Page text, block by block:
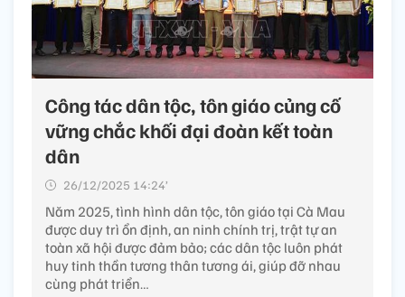
Công tác dân tộc, tôn giáo củng cố
vững chắc khối đại đoàn kết toàn
dân
26/12/2025 14:24’
Năm 2025, tình hình dân tộc, tôn giáo tại Cà Mau
được duy trì ổn định, an ninh chính trị, trật tự an
toàn xã hội được đảm bảo; các dân tộc luôn phát
huy tinh thần tương thân tương ái, giúp đỡ nhau
cùng phát triển…